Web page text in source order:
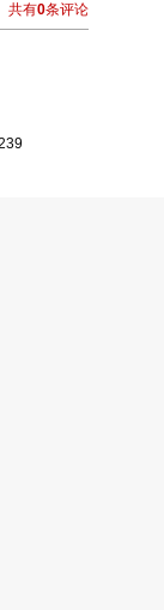
共有0条评论